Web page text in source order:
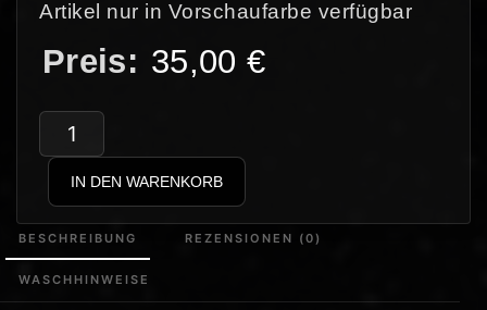
Artikel nur in Vorschaufarbe verfügbar
35,00 €
Agitator
–
Picking
up
Chicks
Hoodie
IN DEN WARENKORB
BESCHREIBUNG REZENSIONEN (0)
WASCHHINWEISE